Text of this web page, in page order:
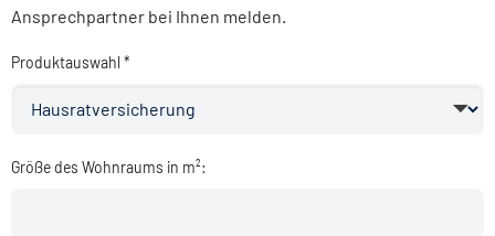
Ansprechpartner bei Ihnen melden.
Produktauswahl *
Größe des Wohnraums in m²: